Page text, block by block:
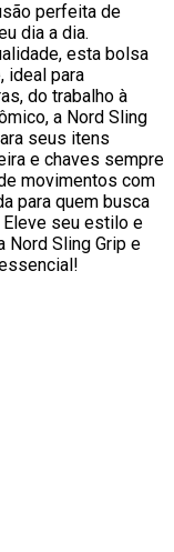
perfeita de
dia a dia.
esta bolsa
ideal para
do trabalho à
a Nord Sling
seus itens
e chaves sempre
movimentos com
para quem busca
seu estilo e
Nord Sling Grip e